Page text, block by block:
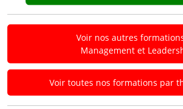
Voir nos autres
Management et
Voir toutes nos formations par